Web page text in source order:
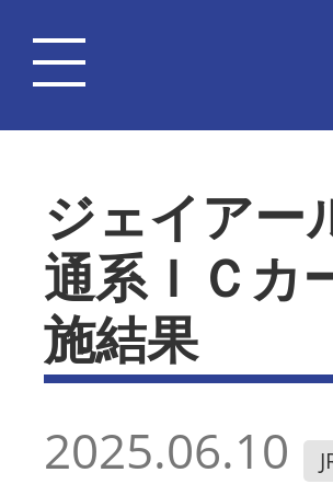
ジェイア
通系ＩＣカ
施結果
2025.06.10